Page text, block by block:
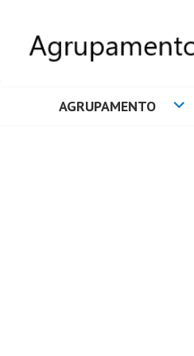
AGRUPAMENTO